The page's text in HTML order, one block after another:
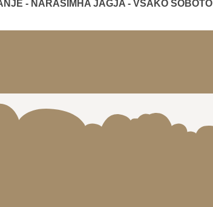
- NARASIMHA JAGJA - VSAKO SOBOTO